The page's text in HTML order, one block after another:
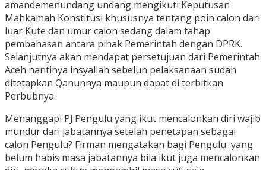
amandemenundang undang mengikuti Keputusan
Mahkamah Konstitusi khususnya tentang poin calon dari
luar Kute dan umur calon sedang dalam tahap
pembahasan antara pihak Pemerintah dengan DPRK.
Selanjutnya akan mendapat persetujuan dari Pemerintah
Aceh nantinya insyallah sebelun pelaksanaan sudah
ditetapkan Qanunnya maupun dapat di terbitkan
Perbubnya.
Menanggapi PJ.Pengulu yang ikut mencalonkan diri wajib
mundur dari jabatannya setelah penetapan sebagai
calon Pengulu? Firman mengatakan bagi Pengulu yang
belum habis masa jabatannya bila ikut juga mencalonkan